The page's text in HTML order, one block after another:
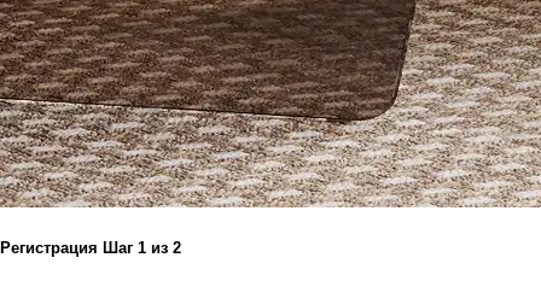
Регистрация Шаг 1 из 2